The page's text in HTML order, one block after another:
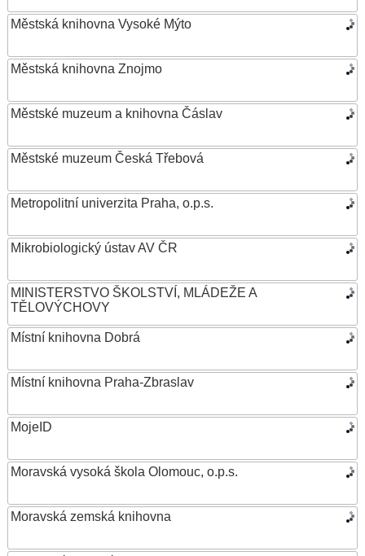
Městská knihovna Vysoké Mýto
Městská knihovna Znojmo
Městské muzeum a knihovna Čáslav
Městské muzeum Česká Třebová
Metropolitní univerzita Praha, o.p.s.
Mikrobiologický ústav AV ČR
MINISTERSTVO ŠKOLSTVÍ, MLÁDEŽE A
TĚLOVÝCHOVY
Místní knihovna Dobrá
Místní knihovna Praha-Zbraslav
MojeID
Moravská vysoká škola Olomouc, o.p.s.
Moravská zemská knihovna